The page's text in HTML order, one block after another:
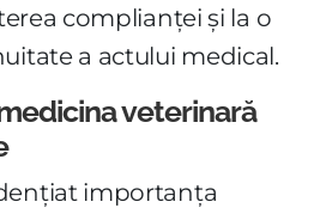
complianței și la o
a actului medical.
veterinară
importanța